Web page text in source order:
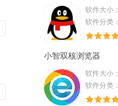
软件大小：
软件分类：
小智双核浏览器
软件大小：
软件分类：